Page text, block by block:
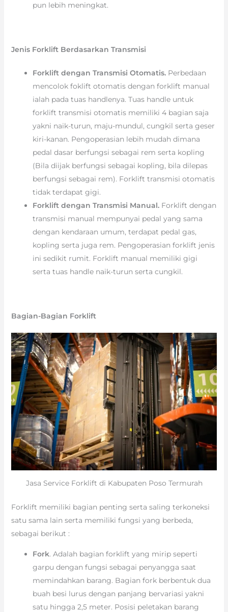
pun lebih meningkat.
Jenis Forklift Berdasarkan Transmisi
Forklift dengan Transmisi Otomatis. Perbedaan
mencolok foklift otomatis dengan forklift manual
ialah pada tuas handlenya. Tuas handle untuk
forklift transmisi otomatis memiliki 4 bagian saja
yakni naik-turun, maju-mundul, cungkil serta geser
kiri-kanan. Pengoperasian lebih mudah dimana
pedal dasar berfungsi sebagai rem serta kopling
(Bila diijak berfungsi sebagai kopling, bila dilepas
berfungsi sebagai rem). Forklift transmisi otomatis
tidak terdapat gigi.
Forklift dengan Transmisi Manual.Forklift dengan
transmisi manual mempunyai pedal yang sama
dengan kendaraan umum, terdapat pedal gas,
kopling serta juga rem. Pengoperasian forklift jenis
ini sedikit rumit. Forklift manual memiliki gigi
serta tuas handle naik-turun serta cungkil.
Bagian-Bagian Forklift
Jasa Service Forklift di Kabupaten Poso Termurah
Forklift memiliki bagian penting serta saling terkoneksi
satu sama lain serta memiliki fungsi yang berbeda,
sebagai berikut :
Fork. Adalah bagian forklift yang mirip seperti
garpu dengan fungsi sebagai penyangga saat
memindahkan barang. Bagian fork berbentuk dua
buah besi lurus dengan panjang bervariasi yakni
satu hingga 2,5 meter. Posisi peletakan barang